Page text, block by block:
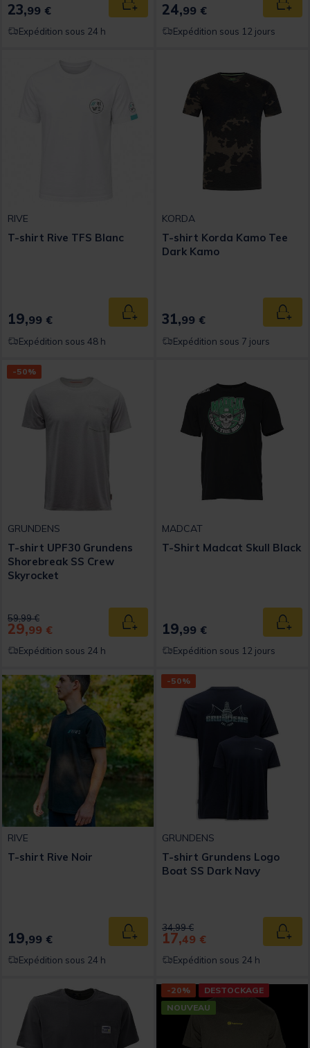
23,99 € Ajouter au panier
Expédition sous 24 h
24,99 €
Expédition sous 12 jours
RIVE
T-shirt Rive TFS Blanc
19,99 € Ajouter au panier
Expédition sous 48 h
KORDA
T-shirt Korda Kamo Tee
Dark Kamo
31,99 €
Expédition sous 7 jours
-50%
GRUNDENS
T-shirt UPF30 Grundens
Shorebreak SS Crew
Skyrocket
Price reduced from
59,99 €to
29,99 € Ajouter au panier
Expédition sous 24 h
MADCAT
T-Shirt Madcat Skull Black
19,99 €
Expédition sous 12 jours
RIVE
T-shirt Rive Noir
19,99 € Ajouter au panier
Expédition sous 24 h
-50%
GRUNDENS
T-shirt Grundens Logo
Boat SS Dark Navy
Price reduced from
34,99 €to
17,49 €
Expédition sous 24 h
-20%
DESTOCKAGE
NOUVEAU